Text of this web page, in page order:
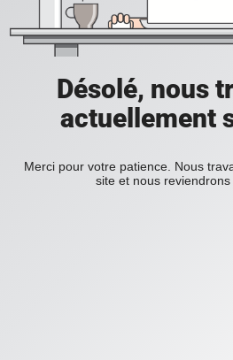
Désolé, nous
actuellement
Merci pour votre patience. Nous
site et nous reviendrons